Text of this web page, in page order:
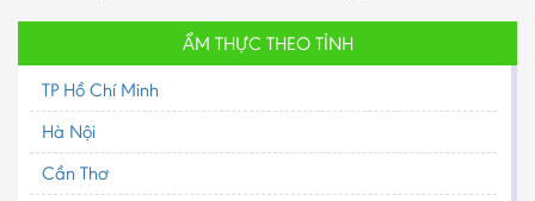
ẨM THỰC THEO TỈNH
TP Hồ Chí Minh
Hà Nội
Cần Thơ